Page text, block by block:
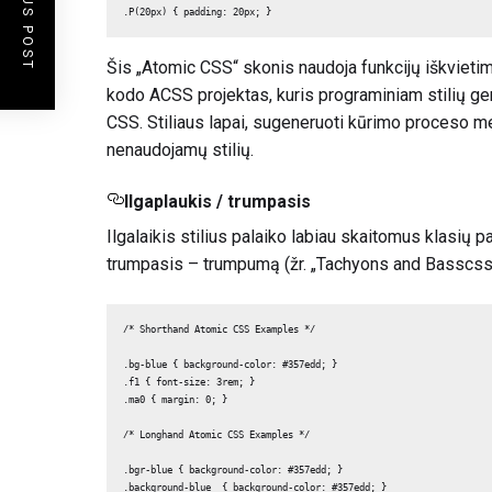
.P(20px) { padding: 20px; }
Šis „Atomic CSS“ skonis naudoja funkcijų
kodo ACSS projektas, kuris programiniam stilių
CSS. Stiliaus lapai, sugeneruoti kūrimo proceso
nenaudojamų stilių.
Ilgaplaukis / trumpasis
Ilgalaikis stilius palaiko labiau skaitomus klasių
trumpasis – trumpumą (žr. „Tachyons and
/* Shorthand Atomic CSS Examples */
.bg-blue { background-color: #357edd; }
.f1 { font-size: 3rem; }
.ma0 { margin: 0; }
/* Longhand Atomic CSS Examples */
.bgr-blue { background-color: #357edd; }
.background-blue  { background-color: #357edd; }